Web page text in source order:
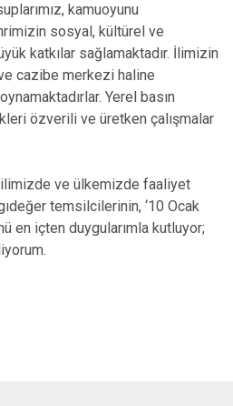
kamuoyunu
sosyal, kültürel ve
katkılar sağlamaktadır. İlimizin
ve cazibe merkezi haline
Yerel basın
özverili ve üretken çalışmalar
ve ülkemizde faaliyet
temsilcilerinin, ‘10 Ocak
en içten duygularımla kutluyor;